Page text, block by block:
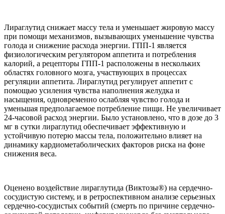
Лираглутид снижает массу тела и уменьшает жировую массу
при помощи механизмов, вызывающих уменьшение чувства
голода и снижение расхода энергии. ГПП-1 является
физиологическим регулятором аппетита и потребления
калорий, а рецепторы ГПП-1 расположены в нескольких
областях головного мозга, участвующих в процессах
регуляции аппетита. Лираглутид регулирует аппетит с
помощью усиления чувства наполнения желудка и
насыщения, одновременно ослабляя чувство голода и
уменьшая предполагаемое потребление пищи. Не увеличивает
24-часовой расход энергии. Было установлено, что в дозе до 3
мг в сутки лираглутид обеспечивает эффективную и
устойчивую потерю массы тела, положительно влияет на
динамику кардиометаболических факторов риска на фоне
снижения веса.
Оценено воздействие лираглутида (Виктозы®) на сердечно-
сосудистую систему, и в ретроспективном анализе серьезных
сердечно-сосудистых событий (смерть по причине сердечно-